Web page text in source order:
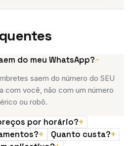
do meu WhatsApp?−
saem do número do SEU
você, não com um número
ou robô.
por horário?+
+ Quanto custa?+